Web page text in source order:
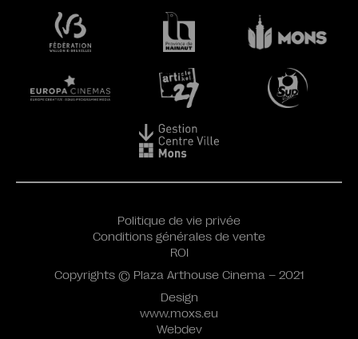
Design
www.moxs.eu
Webdev
Politique de vie privée
Conditions générales de vente
ROI
Copyrights © Plaza Arthouse Cinema – 2021